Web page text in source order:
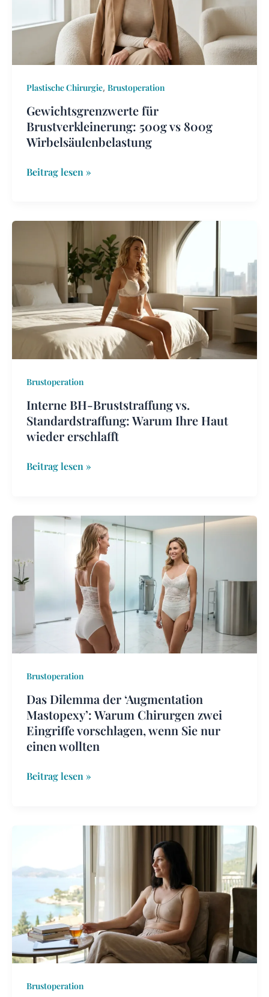
Plastische Chirurgie, Brustoperation
Gewichtsgrenzwerte für
Brustverkleinerung: 500g vs 800g
Wirbelsäulenbelastung
Wirbelsäulenbelastung
Beitrag lesen »
Brustoperation
Interne BH-Bruststraffung vs.
Standardstraffung: Warum Ihre Haut
wieder erschlafft
Bruststraffung
Standardstraffung:
Warum
Ihre
Haut
wieder
Beitrag lesen »
Brustoperation
Das Dilemma der ‘Augmentation
Mastopexy’: Warum Chirurgen zwei
Eingriffe vorschlagen, wenn Sie nur
einen wollten
Das
Dilemma
‘Augmentation
Mastopexy’:
Chirurgen
zwei
wenn
Sie
nur
einen
wollten
Beitrag lesen »
Brustoperation
Warum
die
ersten
6
Wochen
die
10-
Ergebnisse